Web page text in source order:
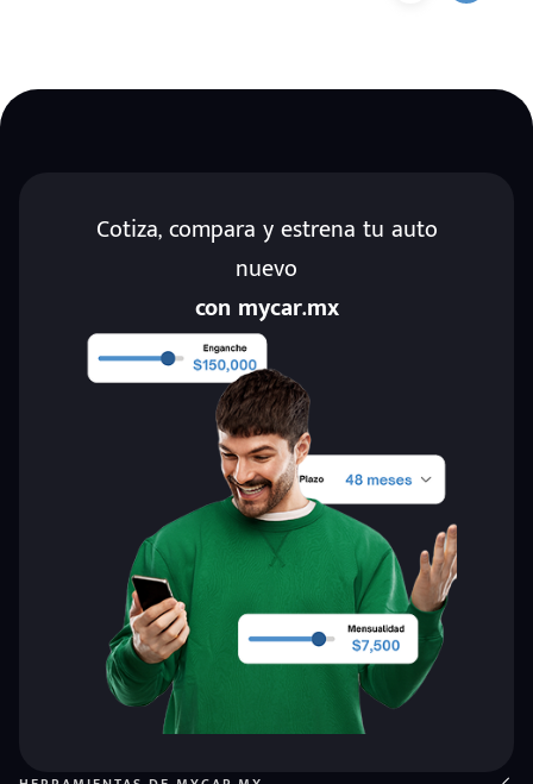
Cotiza, compara y estrena tu auto
nuevo
con mycar.mx